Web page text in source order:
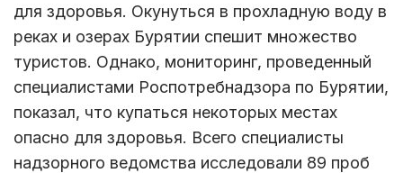
для здоровья. Окунуться в прохладную воду в
реках и озерах Бурятии спешит множество
туристов. Однако, мониторинг, проведенный
специалистами Роспотребнадзора по Бурятии,
показал, что купаться некоторых местах
опасно для здоровья. Всего специалисты
надзорного ведомства исследовали 89 проб